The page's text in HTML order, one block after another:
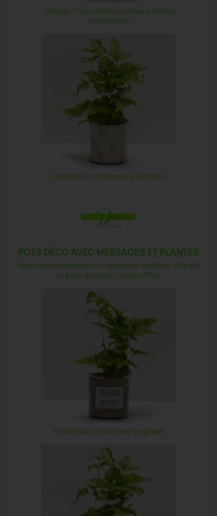
Un large choix d'idées cadeaux livrées
rapidement
Décoration d'intérieur pas chère
POTS DÉCO AVEC MESSAGES ET PLANTES
Nous vous présentons ici quelques modèles, cliquez
ici pour découvrir toute l'offre.
Petite déco d'intérieur originale